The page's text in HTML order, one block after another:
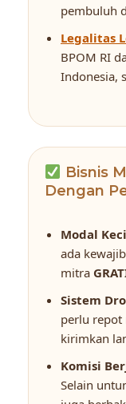
pembuluh
Legalitas
BPOM RI
Indonesia,
Bisnis
Dengan
Modal
ada
mitra
Sistem
perlu repot
kirimkan
Komisi
Selain